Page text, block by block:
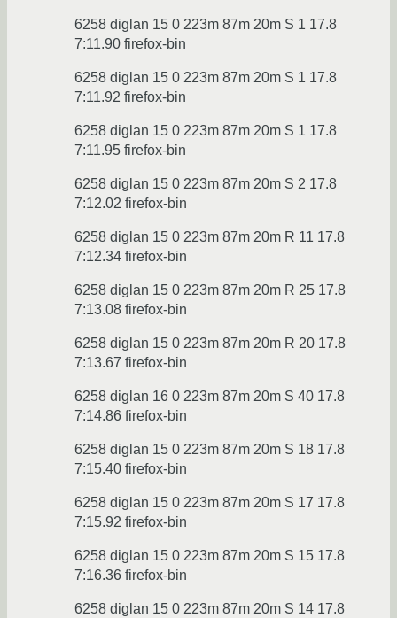
6258 diglan 15 0 223m 87m 20m S 1 17.8
7:11.90 firefox-bin
6258 diglan 15 0 223m 87m 20m S 1 17.8
7:11.92 firefox-bin
6258 diglan 15 0 223m 87m 20m S 1 17.8
7:11.95 firefox-bin
6258 diglan 15 0 223m 87m 20m S 2 17.8
7:12.02 firefox-bin
6258 diglan 15 0 223m 87m 20m R 11 17.8
7:12.34 firefox-bin
6258 diglan 15 0 223m 87m 20m R 25 17.8
7:13.08 firefox-bin
6258 diglan 15 0 223m 87m 20m R 20 17.8
7:13.67 firefox-bin
6258 diglan 16 0 223m 87m 20m S 40 17.8
7:14.86 firefox-bin
6258 diglan 15 0 223m 87m 20m S 18 17.8
7:15.40 firefox-bin
6258 diglan 15 0 223m 87m 20m S 17 17.8
7:15.92 firefox-bin
6258 diglan 15 0 223m 87m 20m S 15 17.8
7:16.36 firefox-bin
6258 diglan 15 0 223m 87m 20m S 14 17.8